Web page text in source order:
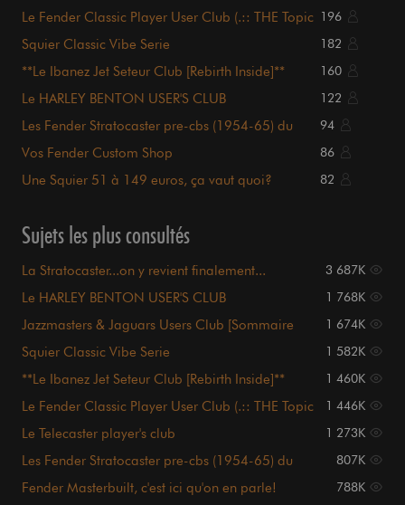
Le Fender Classic Player User Club (.:: THE Topic 196
Squier Classic Vibe Serie 182
**Le Ibanez Jet Seteur Club [Rebirth Inside]** 160
Le HARLEY BENTON USER'S CLUB 122
Les Fender Stratocaster pre-cbs (1954-65) du
94
Vos Fender Custom Shop 86
Une Squier 51 à 149 euros, ça vaut quoi?
82
Sujets les plus consultés
La Stratocaster...on y revient finalement... 3 687K
Le HARLEY BENTON USER'S CLUB 1 768K
Jazzmasters & Jaguars Users Club [Sommaire
1 674K
Squier Classic Vibe Serie 1 582K
**Le Ibanez Jet Seteur Club [Rebirth Inside]** 1 460K
Le Fender Classic Player User Club (.:: THE Topic
1 446K
Le Telecaster player's club 1 273K
Les Fender Stratocaster pre-cbs (1954-65) du
807K
Fender Masterbuilt, c'est ici qu'on en parle! 788K